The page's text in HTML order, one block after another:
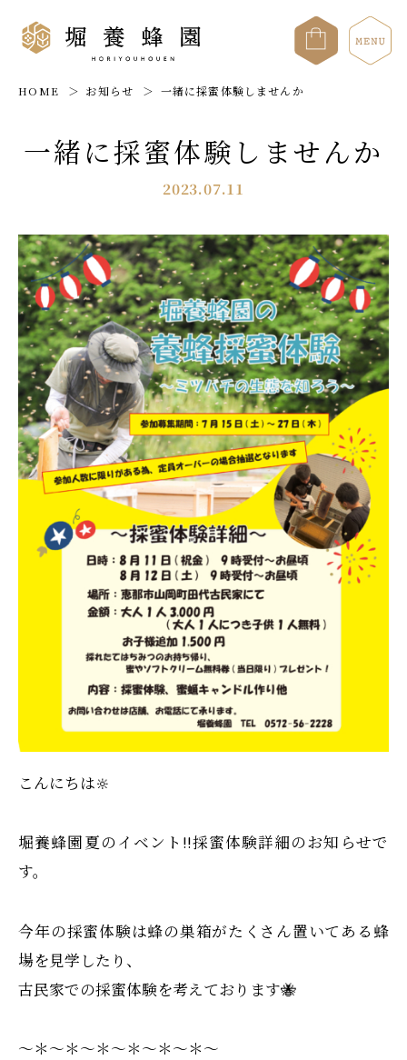
HOME お知らせ 一緒に採蜜体験しませんか
一緒に採蜜体験しませんか
2023.07.11
こんにちは🔆
堀養蜂園夏のイベント‼️採蜜体験詳細のお知らせで
す。
今年の採蜜体験は蜂の巣箱がたくさん置いてある蜂
場を見学したり、
古民家での採蜜体験を考えております🐝
～＊～＊～＊～＊～＊～＊～